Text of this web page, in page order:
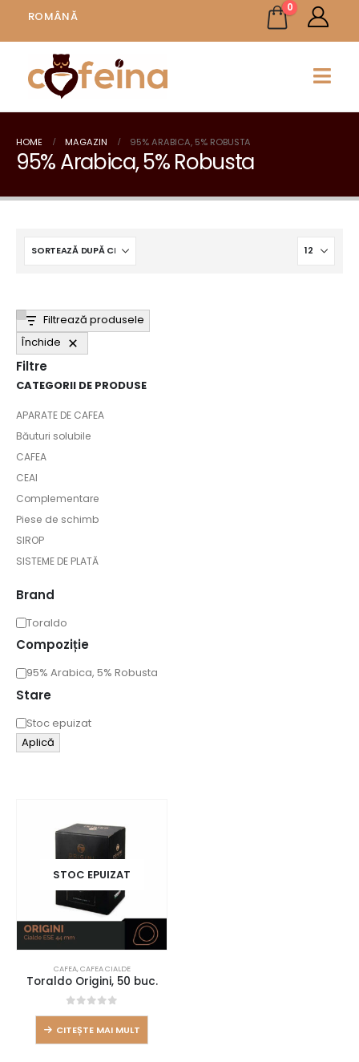
ROMÂNĂ
0
HOME MAGAZIN 95% ARABICA, 5% ROBUSTA
95% Arabica, 5% Robusta
Filtrează produsele
Închide
Filtre
CATEGORII DE PRODUSE
APARATE DE CAFEA
Băuturi solubile
CAFEA
CEAI
Complementare
Piese de schimb
SIROP
SISTEME DE PLATĂ
Brand
Toraldo
Compoziție
95% Arabica, 5% Robusta
Stare
Stoc epuizat
Aplică
STOC EPUIZAT
CAFEA,CAFEA CIALDE
Toraldo Origini, 50 buc.
CITEȘTE MAI MULT